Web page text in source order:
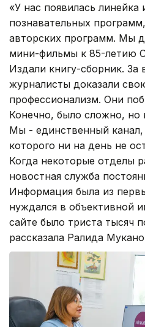
«У нас появилась линейка
познавательных
авторских программ. Мы
мини-фильмы к 85-летию
Издали книгу-сборник.
журналисты доказали
профессионализм. Они
Конечно, было сложно, но
Мы - единственный
которого ни на день не
Когда некоторые отделы
новостная служба
Информация была из
нуждался в объективной
сайте было триста тысяч
рассказала Ралида